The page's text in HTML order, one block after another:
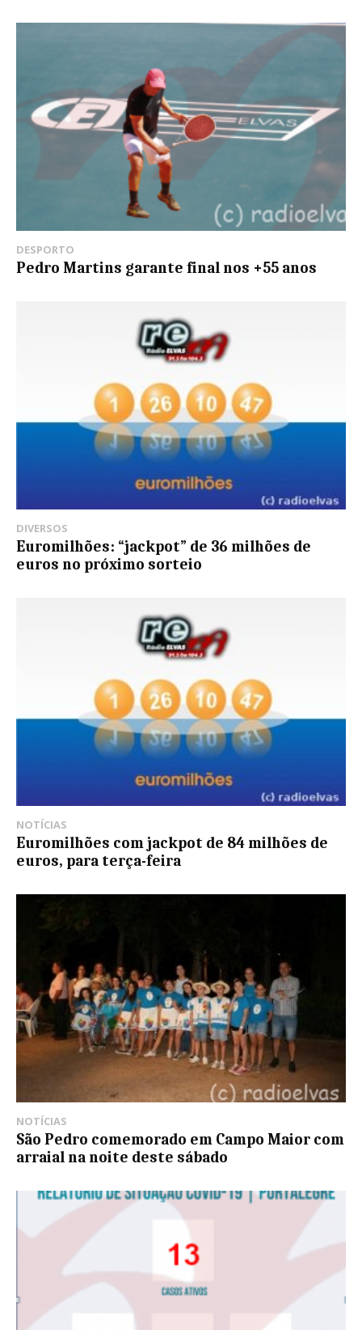
DESPORTO
Pedro Martins garante final nos +55 anos
DIVERSOS
Euromilhões: “jackpot” de 36 milhões de
euros no próximo sorteio
NOTÍCIAS
Euromilhões com jackpot de 84 milhões de
euros, para terça-feira
NOTÍCIAS
São Pedro comemorado em Campo Maior com
arraial na noite deste sábado